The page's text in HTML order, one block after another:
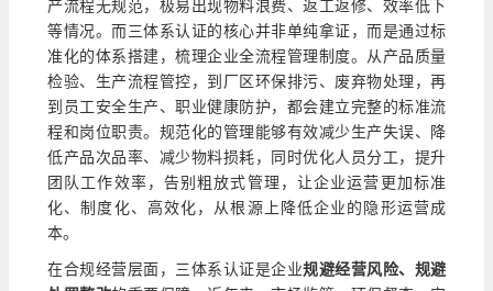
产流程无规范，极易出现物料浪费、返工返修、效率低下
等情况。而三体系认证的核心并非单纯拿证，而是通过标
准化的体系搭建，梳理企业全流程管理制度。从产品质量
检验、生产流程管控，到厂区环保排污、废弃物处理，再
到员工安全生产、职业健康防护，都会建立完整的标准流
程和岗位职责。规范化的管理能够有效减少生产失误、降
低产品次品率、减少物料损耗，同时优化人员分工，提升
团队工作效率，告别粗放式管理，让企业运营更加标准
化、制度化、高效化，从根源上降低企业的隐形运营成
本。
在合规经营层面，三体系认证是企业规避经营风险、规避